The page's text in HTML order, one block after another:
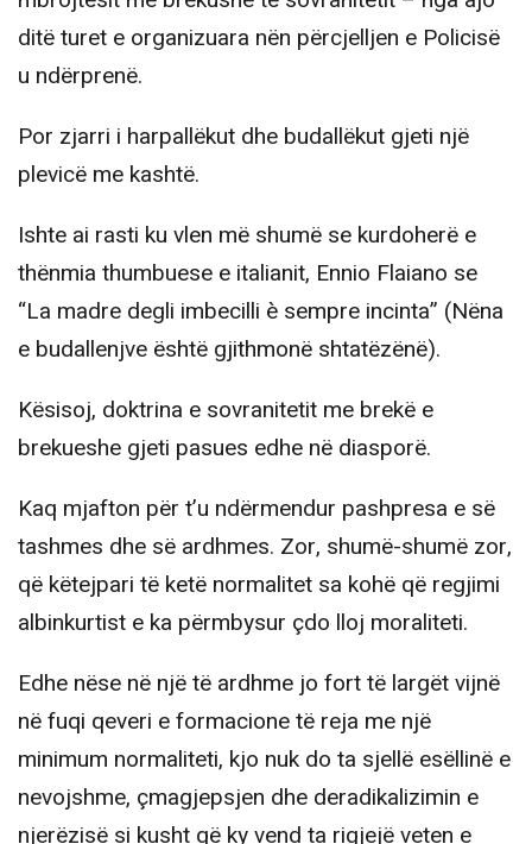
ditë turet e organizuara nën përcjelljen e Policisë
u ndërprenë.
Por zjarri i harpallëkut dhe budallëkut gjeti një
plevicë me kashtë.
Ishte ai rasti ku vlen më shumë se kurdoherë e
thënmia thumbuese e italianit, Ennio Flaiano se
“La madre degli imbecilli è sempre incinta” (Nëna
e budallenjve është gjithmonë shtatëzënë).
Kësisoj, doktrina e sovranitetit me brekë e
brekueshe gjeti pasues edhe në diasporë.
Kaq mjafton për t’u ndërmendur pashpresa e së
tashmes dhe së ardhmes. Zor, shumë-shumë zor,
që këtejpari të ketë normalitet sa kohë që regjimi
albinkurtist e ka përmbysur çdo lloj moraliteti.
Edhe nëse në një të ardhme jo fort të largët vijnë
në fuqi qeveri e formacione të reja me një
minimum normaliteti, kjo nuk do ta sjellë esëllinë e
nevojshme, çmagjepsjen dhe deradikalizimin e
njerëzisë si kusht që ky vend ta rigjejë veten e